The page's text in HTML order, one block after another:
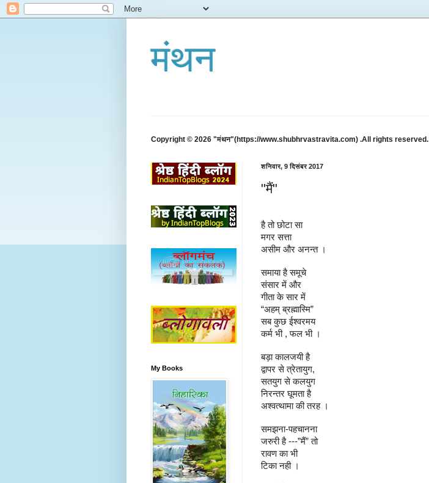
मंथन
Copyright © 2026 "मंथन"(https://www.shubhrvastravita.com) .All rights reserved.
शनिवार, 9 दिसंबर 2017
"मैं"
है तो छोटा सा
मगर सत्ता‎
असीम और अनन्त ।
समाया है समूचे
संसार में और
गीता के सार में
“अहम् ब्रह्मास्मि”
सब कुछ ईश्वर‎मय
कर्म भी , फल भी ।
बड़ा कालजयी है
द्वापर से त्रेतायुग,
सतयुग से कलयुग
निरन्तर घूमता है
अश्वत्थामा की तरह ।
समझना-पहचानना
जरुरी है ---”मैं” तो
रावण का भी
टिका नही ।
My Books